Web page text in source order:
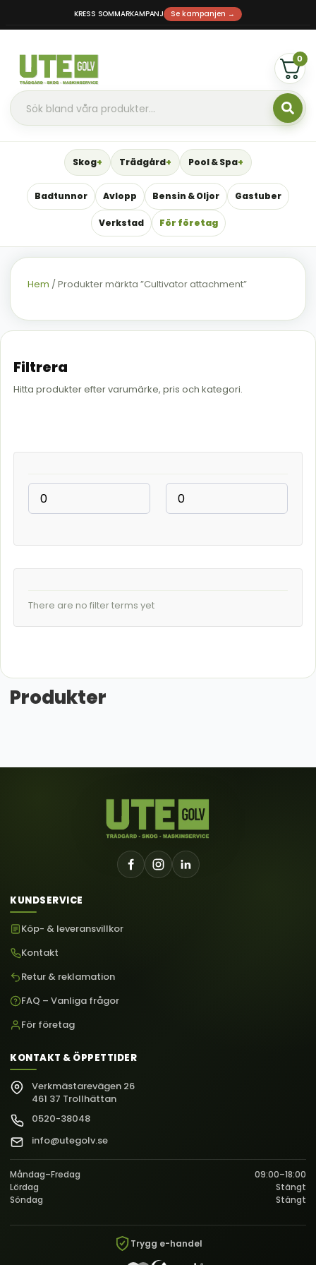
KRESS SOMMARKAMPANJ Se kampanjen →
0
Skog Trädgård Pool & Spa
Badtunnor Avlopp Bensin & Oljor Gastuber
Verkstad För företag
Hem / Produkter märkta ”Cultivator attachment”
Filtrera
Hitta produkter efter varumärke, pris och kategori.
There are no filter terms yet
Produkter
KUNDSERVICE
Köp- & leveransvillkor
Kontakt
Retur & reklamation
FAQ – Vanliga frågor
För företag
KONTAKT & ÖPPETTIDER
Verkmästarevägen 26
461 37 Trollhättan
0520-38048
info@utegolv.se
Måndag–Fredag
09:00–18:00
Lördag
Stängt
Söndag
Stängt
Trygg e-handel